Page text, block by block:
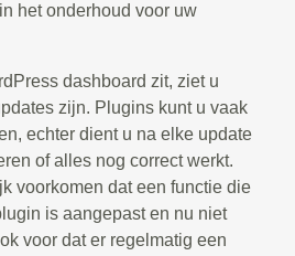
het onderhoud voor uw
dashboard zit, ziet u
zijn. Plugins kunt u vaak
echter dient u na elke update
of alles nog correct werkt.
voorkomen dat een functie die
is aangepast en nu niet
voor dat er regelmatig een